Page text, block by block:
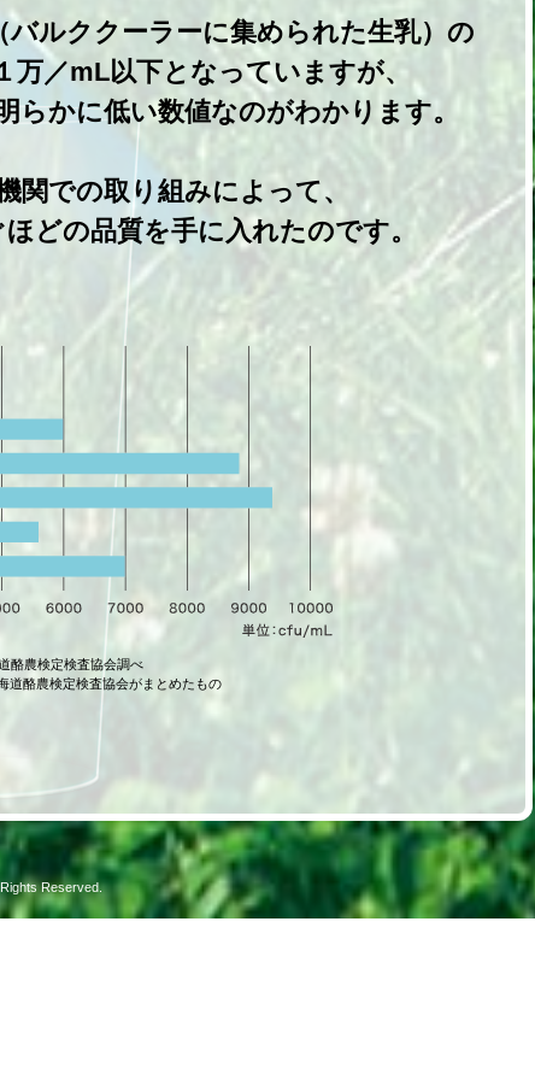
ルククーラーに集められた生乳）の
／mL以下となっていますが、
らかに低い数値なのがわかります。
関での取り組みによって、
どの品質を手に入れたのです。
酪農検定検査協会調べ
道酪農検定検査協会がまとめたもの
Reserved.